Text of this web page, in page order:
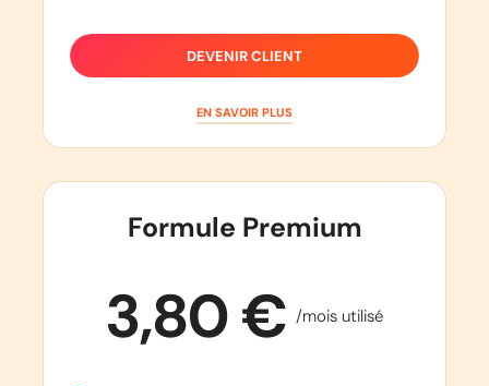
DEVENIR CLIENT
EN SAVOIR PLUS
Formule Premium
3,80 € /mois utilisé